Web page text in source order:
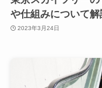
や仕組みについて解
2023年3月24日